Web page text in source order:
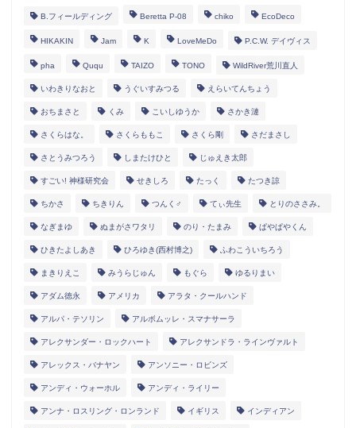
B.フィールディング Beretta P-08 chiko EcoDeco
HIKAKIN Jam K LoveMeDo P.C.W. デイヴィス
pha Ququ TAIZO TONO WildRiver荒川直人
いわきりなおと うぐいすみつる えらいてんちょう
おちまさと くみ こいしゆうか さかき漣
さくらはな。 さくらももこ さくら剛 さだまさし
さとうみつろう しまたけひと じゅえき太郎
すごい! 神様研究会 せきしろ たっく たつき諒
ちかさ ちきりん つんく♂ てぃ先生 とりのささみ。
なぎまゆ ぬまがさワタリ のり・たまみ ぱやぱやくん
ひきたよしあき ひろゆき(西村博之) ふわこういちろう
まきりえこ みうらじゅん もぐら ゆるりまい
アダム徳永 アメリカ アラタ・クールハンド
アルパ・テソリン アルボムッレ・スマナサーラ
アレクサンダー・ロックハート アレクサンドラ・ラインヴァルト
アレックス・バナヤン アンソニー・ロビンズ
アンディ・ウォーホル アンディ・ライリー
アンナ・ロスリング・ロンランド イギリス インディアン